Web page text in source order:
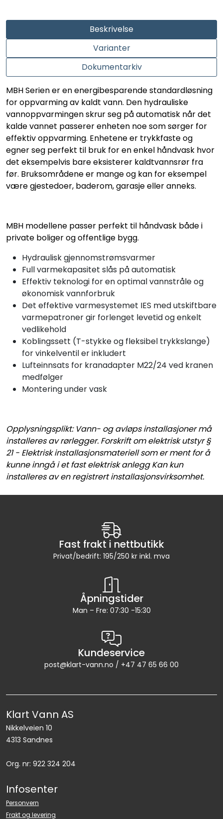
Beskrivelse
Varianter
Dokumentarkiv
MBH Serien er en energibesparende standardløsning
for oppvarming av kaldt vann. Den hydrauliske
vannoppvarmingen skrur seg på automatisk når det
kalde vannet passerer enheten noe som sørger for
effektiv oppvarming. Enhetene er trykkfaste og
egner seg perfekt til bruk for en enkel håndvask hvor
det eksempelvis bare eksisterer kaldtvannsrør fra
før. Bruksområdene er mange og kan for eksempel
være gjestedoer, baderom, garasje eller anneks.
MBH modellene passer perfekt til håndvask både i
private boliger og offentlige bygg.
Hydraulisk gjennomstrømsvarmer
Full varmekapasitet slås på automatisk
Effektiv teknologi for en optimal vannstråle og
økonomisk vannforbruk
Det effektive varmesystemet IES med utskiftbare
varmepatroner gir forlenget levetid og enkelt
vedlikehold
Koblingssett (T-stykke og fleksibel trykkslange)
for vinkelventil er inkludert
Lufteinnsats for kranadapter M22/24 ved kranen
medfølger
Montering under vask
Opplysningsplikt: Vann- og avløps installasjoner må
installeres av rørlegger. Forskrift om elektrisk utstyr §
21 - Elektrisk installasjonsmateriell som er ment for å
kunne inngå i et fast elektrisk anlegg Kan kun
installeres av en registrert installasjonsvirksomhet.
Fast frakt i nettbutikk
Privat/bedrift: 195/250 kr inkl. mva
Åpningstider
Man – Fre: 07:30 -15:30
Kundeservice
post@klart-vann.no / +47 47 65 66 00
Klart Vann AS
Nikkelveien 10
4313 Sandnes
Org. nr: 922 324 204
Infosenter
Personvern
Frakt og levering
Marked
Om oss
Kontakt